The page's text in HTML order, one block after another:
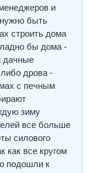
и
быть
строить дома
бы дома -
дачные
дрова -
с печным
зиму
все больше
силового
как все кругом
подошли к